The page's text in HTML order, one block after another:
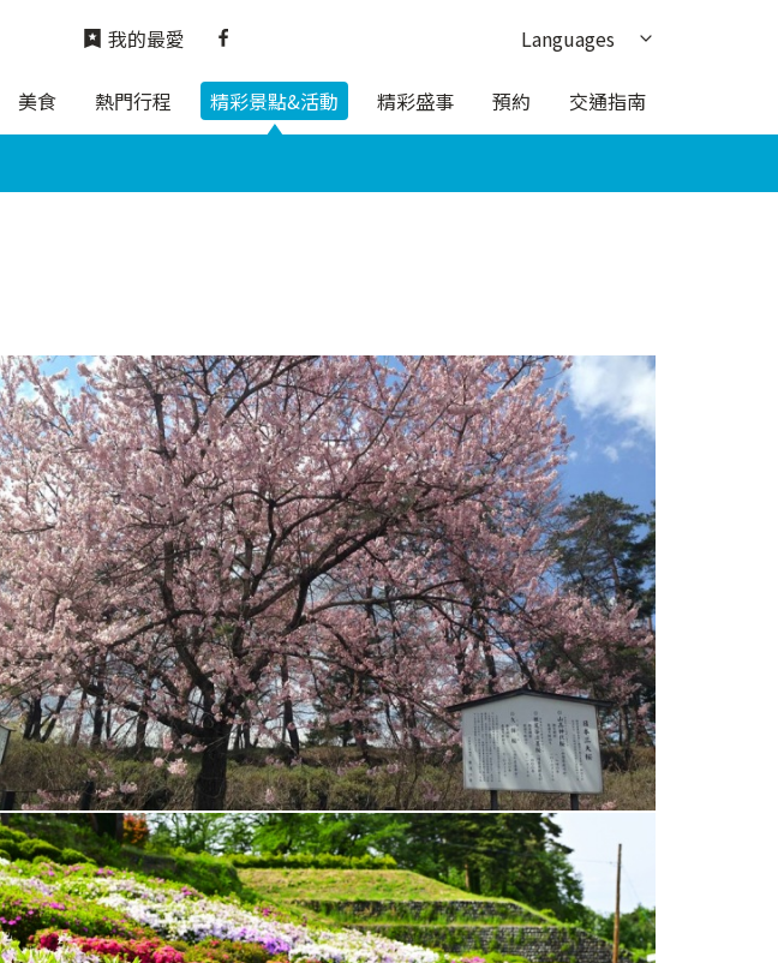
美食 熱門行程 精彩景點&活動 精彩盛事 預約 交通指南
我的最愛
Languages
日本語